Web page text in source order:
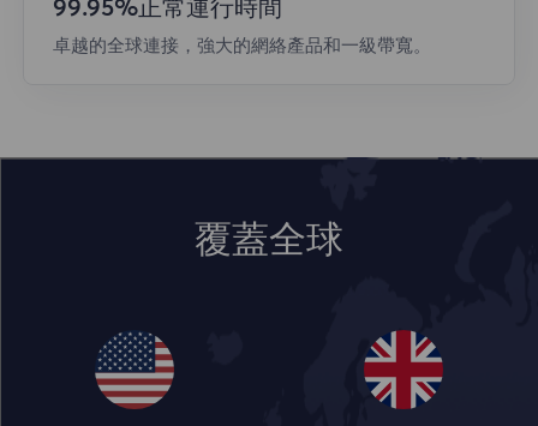
99.95%正常運行時間
卓越的全球連接，強大的網絡產品和一級帶寬。
覆蓋全球